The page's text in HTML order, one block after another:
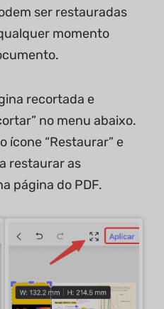
ser restauradas
momento
recortada e
no menu abaixo.
ícone “Restaurar” e
restaurar as
página do PDF.